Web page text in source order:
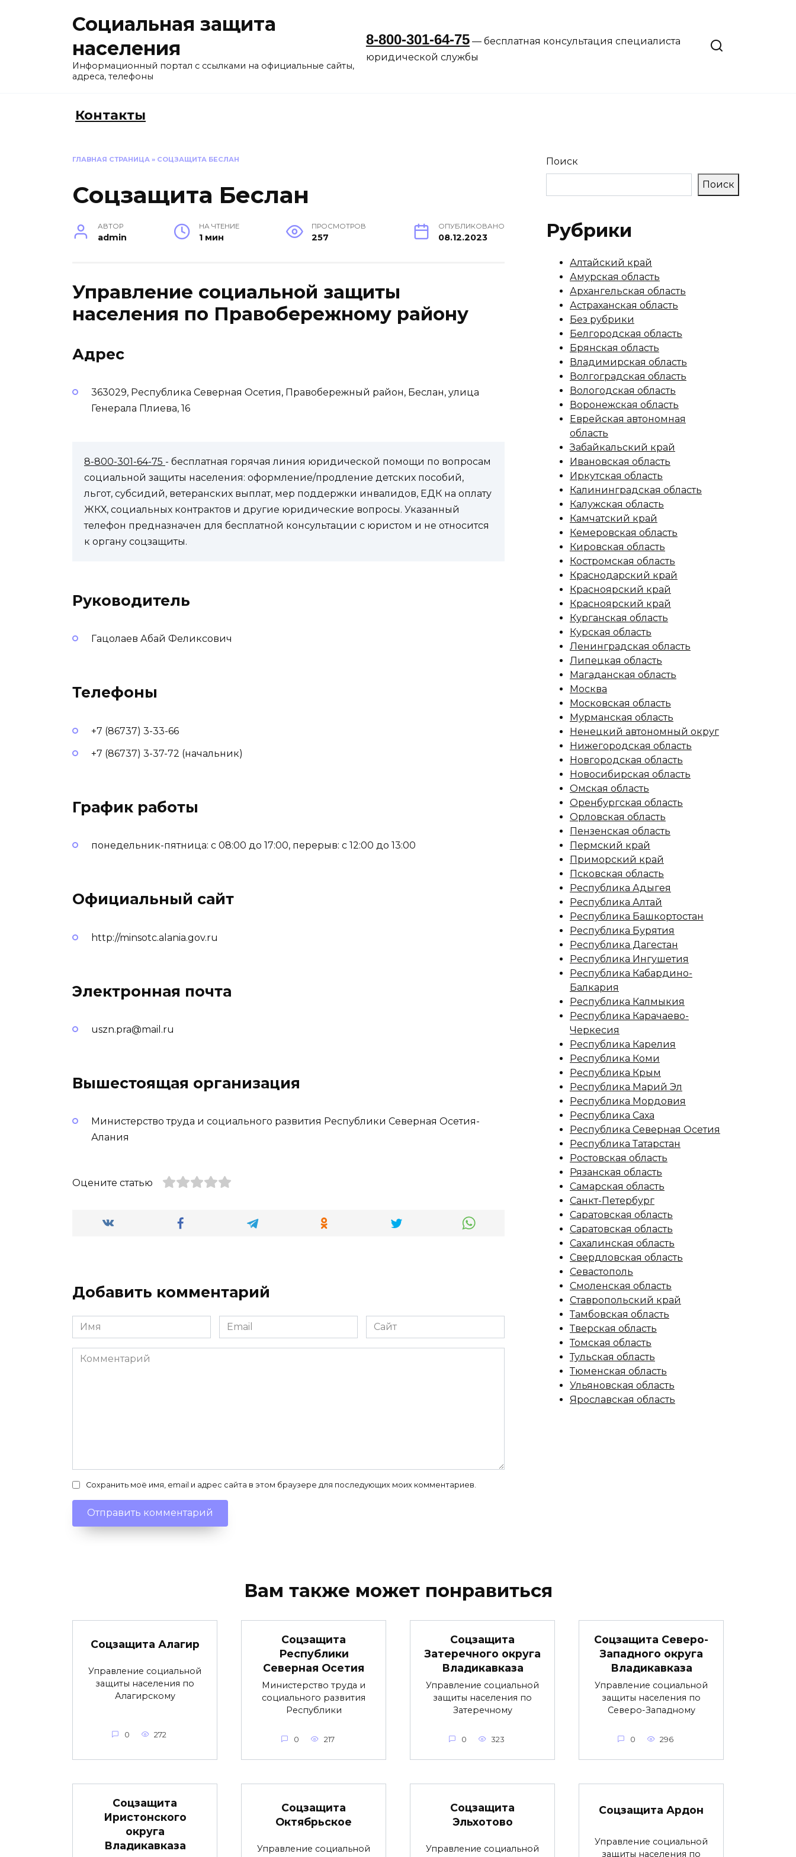
Социальная защита
населения
Информационный портал с ссылками на официальные сайты,
адреса, телефоны
8-800-301-64-75— бесплатная консультация специалиста
юридической службы
Контакты
ГЛАВНАЯ СТРАНИЦА » СОЦЗАЩИТА БЕСЛАН
Соцзащита Беслан
АВТОР
admin
НА ЧТЕНИЕ
1 мин
ПРОСМОТРОВ
257
ОПУБЛИКОВАНО
08.12.2023
Управление социальной защиты
населения по Правобережному району
Адрес
363029, Республика Северная Осетия, Правобережный район, Беслан, улица
Генерала Плиева, 16
8-800-301-64-75 - бесплатная горячая линия юридической помощи по вопросам
социальной защиты населения: оформление/продление детских пособий,
льгот, субсидий, ветеранских выплат, мер поддержки инвалидов, ЕДК на оплату
ЖКХ, социальных контрактов и другие юридические вопросы. Указанный
телефон предназначен для бесплатной консультации с юристом и не относится
к органу соцзащиты.
Руководитель
Гацолаев Абай Феликсович
Телефоны
+7 (86737) 3-33-66
+7 (86737) 3-37-72 (начальник)
График работы
понедельник-пятница: с 08:00 до 17:00, перерыв: с 12:00 до 13:00
Официальный сайт
http://minsotc.alania.gov.ru
Электронная почта
uszn.pra@mail.ru
Вышестоящая организация
Министерство труда и социального развития Республики Северная Осетия-
Алания
Оцените статью
Добавить комментарий
Имя
*
Email
*
Сайт
Комментарий
Сохранить моё имя, email и адрес сайта в этом браузере для последующих моих комментариев.
Поиск
Поиск
Рубрики
Алтайский край
Амурская область
Архангельская область
Астраханская область
Без рубрики
Белгородская область
Брянская область
Владимирская область
Волгоградская область
Вологодская область
Воронежская область
Еврейская автономная
область
Забайкальский край
Ивановская область
Иркутская область
Калининградская область
Калужская область
Камчатский край
Кемеровская область
Кировская область
Костромская область
Краснодарский край
Красноярский край
Красноярский край
Курганская область
Курская область
Ленинградская область
Липецкая область
Магаданская область
Москва
Московская область
Мурманская область
Ненецкий автономный округ
Нижегородская область
Новгородская область
Новосибирская область
Омская область
Оренбургская область
Орловская область
Пензенская область
Пермский край
Приморский край
Псковская область
Республика Адыгея
Республика Алтай
Республика Башкортостан
Республика Бурятия
Республика Дагестан
Республика Ингушетия
Республика Кабардино-
Балкария
Республика Калмыкия
Республика Карачаево-
Черкесия
Республика Карелия
Республика Коми
Республика Крым
Республика Марий Эл
Республика Мордовия
Республика Саха
Республика Северная Осетия
Республика Татарстан
Ростовская область
Рязанская область
Самарская область
Санкт-Петербург
Саратовская область
Саратовская область
Сахалинская область
Свердловская область
Севастополь
Смоленская область
Ставропольский край
Тамбовская область
Тверская область
Томская область
Тульская область
Тюменская область
Ульяновская область
Ярославская область
Вам также может понравиться
Соцзащита Алагир
Управление социальной
защиты населения по
Алагирскому
0 272
Соцзащита
Республики
Северная Осетия
Министерство труда и
социального развития
Республики
0 217
Соцзащита
Затеречного округа
Владикавказа
Управление социальной
защиты населения по
Затеречному
0 323
Соцзащита Северо-
Западного округа
Владикавказа
Управление социальной
защиты населения по
Северо-Западному
0 296
Соцзащита
Иристонского
округа
Владикавказа
Соцзащита
Октябрьское
Управление социальной
Соцзащита
Эльхотово
Управление социальной
Соцзащита Ардон
Управление социальной
защиты населения по